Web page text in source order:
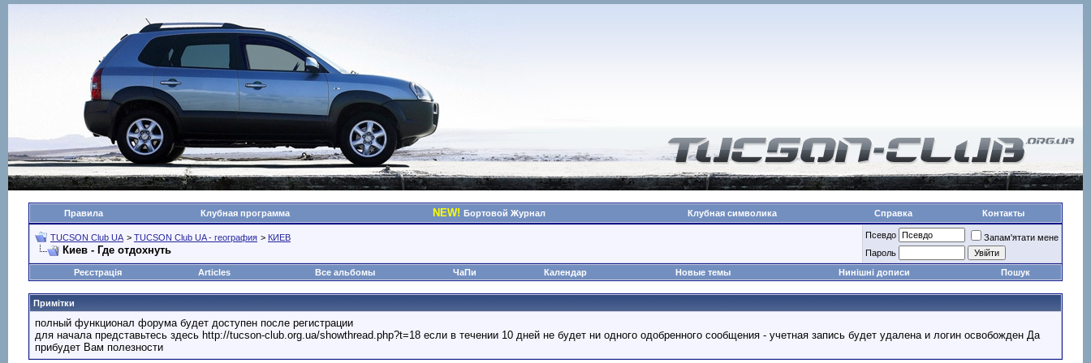
Правила Клубная программа NEW! Бортовой Журнал Клубная символика Справка Контакты
TUCSON Club UA > TUCSON Club UA - география > КИЕВ
Киев - Где отдохнуть
Псевдо
Запам'ятати мене
Пароль
Реєстрація
Articles Все альбомы ЧаПи Календар Новые темы Нинішні дописи Пошук
Примітки
полный функционал форума будет доступен после регистрации
для начала представьтесь здесь http://tucson-club.org.ua/showthread.php?t=18 если в течении 10 дней не будет ни одного одобренного сообщения - учетная запись будет удалена и логин освобожден Да
прибудет Вам полезности